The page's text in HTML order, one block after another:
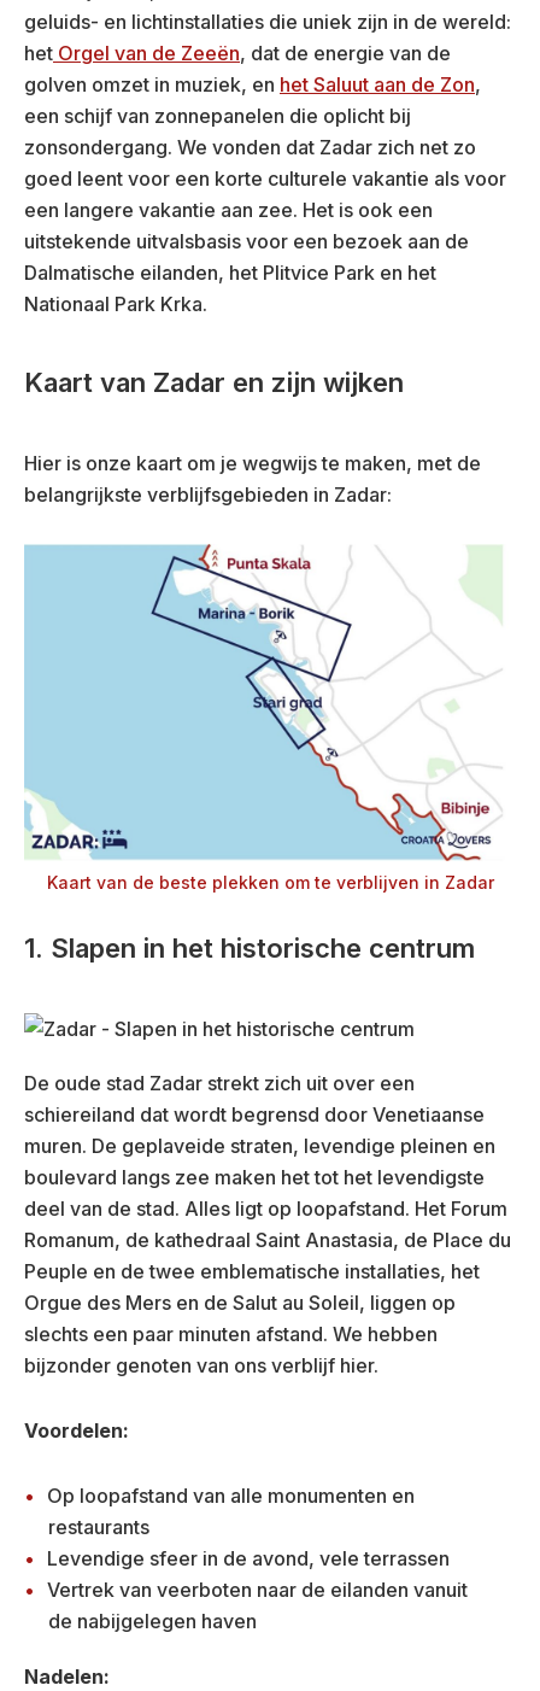
geluids- en lichtinstallaties die uniek zijn in de wereld:
het Orgel van de Zeeën, dat de energie van de
golven omzet in muziek, en het Saluut aan de Zon,
een schijf van zonnepanelen die oplicht bij
zonsondergang. We vonden dat Zadar zich net zo
goed leent voor een korte culturele vakantie als voor
een langere vakantie aan zee. Het is ook een
uitstekende uitvalsbasis voor een bezoek aan de
Dalmatische eilanden, het Plitvice Park en het
Nationaal Park Krka.
Kaart van Zadar en zijn wijken
Hier is onze kaart om je wegwijs te maken, met de
belangrijkste verblijfsgebieden in Zadar:
Kaart van de beste plekken om te verblijven in Zadar
1. Slapen in het historische centrum
De oude stad Zadar strekt zich uit over een
schiereiland dat wordt begrensd door Venetiaanse
muren. De geplaveide straten, levendige pleinen en
boulevard langs zee maken het tot het levendigste
deel van de stad. Alles ligt op loopafstand. Het Forum
Romanum, de kathedraal Saint Anastasia, de Place du
Peuple en de twee emblematische installaties, het
Orgue des Mers en de Salut au Soleil, liggen op
slechts een paar minuten afstand. We hebben
bijzonder genoten van ons verblijf hier.
Voordelen:
Op loopafstand van alle monumenten en
restaurants
Levendige sfeer in de avond, vele terrassen
Vertrek van veerboten naar de eilanden vanuit
de nabijgelegen haven
Nadelen: